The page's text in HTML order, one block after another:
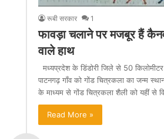
रूबी सरकार 1
फावड़ा चलाने पर मजबूर हैं
वाले हाथ
मध्यप्रदेश के डिंडोरी जिले से 50
पाटनगढ़ गाँव को गोंड चित्रकला का जन्म
के माध्यम से गोंड चित्रकला शैली को यहीं से
Read More »